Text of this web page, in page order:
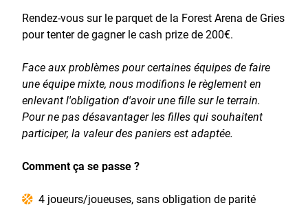
Rendez-vous sur le parquet de la Forest Arena de Gries
pour tenter de gagner le cash prize de 200€.
Face aux problèmes pour certaines équipes de faire
une équipe mixte, nous modifions le règlement en
enlevant l'obligation d'avoir une fille sur le terrain.
Pour ne pas désavantager les filles qui souhaitent
participer, la valeur des paniers est adaptée.
Comment ça se passe ?
4 joueurs/joueuses, sans obligation de parité